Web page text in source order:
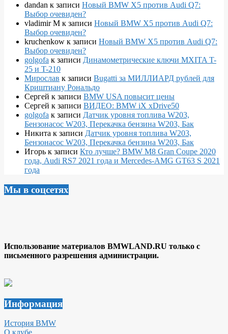
dandan к записи Новый BMW X5 против Audi Q7:
Выбор очевиден?
vladimir M к записи Новый BMW X5 против Audi Q7:
Выбор очевиден?
kruchenkow к записи Новый BMW X5 против Audi Q7:
Выбор очевиден?
golgofa к записи Динамометрические ключи MXITA T-
25 и T-210
Мирослав к записи Bugatti за МИЛЛИАРД рублей для
Криштиану Рональдо
Сергей к записи BMW USA повысит цены
Сергей к записи ВИДЕО: BMW iX xDrive50
golgofa к записи Датчик уровня топлива W203,
Бензонасос W203, Перекачка бензина W203, Бак
Никита к записи Датчик уровня топлива W203,
Бензонасос W203, Перекачка бензина W203, Бак
Игорь к записи Кто лучше? BMW M8 Gran Coupe 2020
года, Audi RS7 2021 года и Mercedes-AMG GT63 S 2021
года
Мы в соцсетях
Использование материалов BMWLAND.RU только с
письменного разрешения администрации.
Информация
История BMW